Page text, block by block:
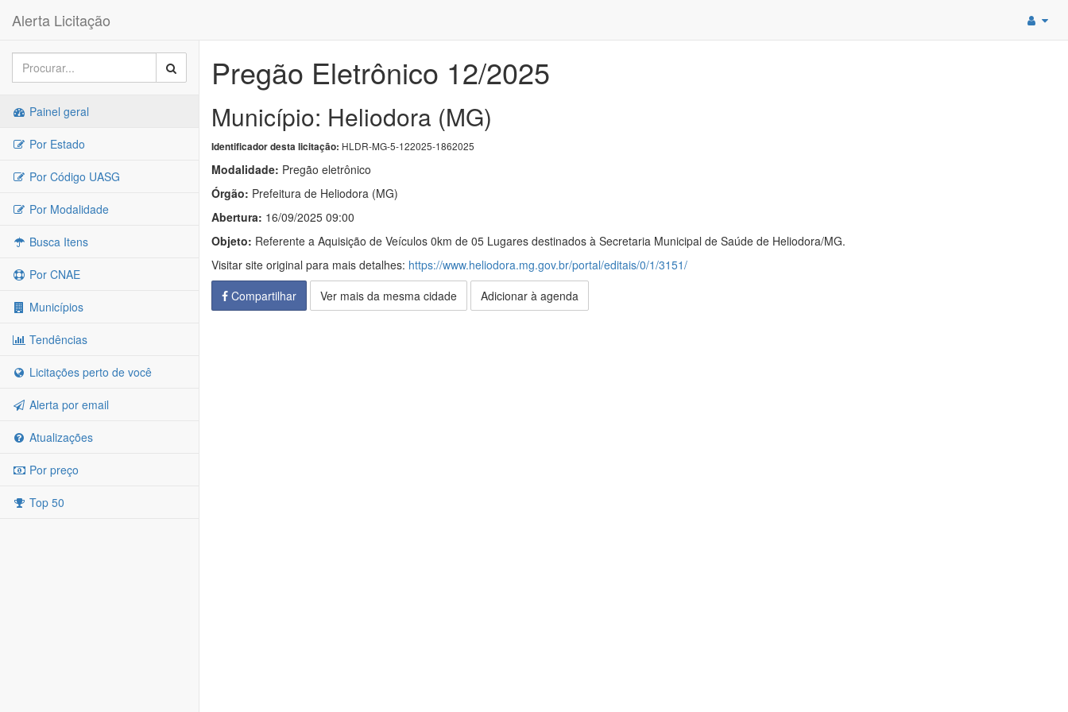
Alerta Licitação
Painel geral
Por Estado
Por Código UASG
Por Modalidade
Busca Itens
Por CNAE
Municípios
Tendências
Licitações perto de você
Alerta por email
Atualizações
Por preço
Top 50
Pregão Eletrônico 12/2025
Município: Heliodora (MG)
Identificador desta licitação: HLDR-MG-5-122025-1862025
Modalidade: Pregão eletrônico
Órgão: Prefeitura de Heliodora (MG)
Abertura: 16/09/2025 09:00
Objeto: Referente a Aquisição de Veículos 0km de 05 Lugares destinados à Secretaria Municipal de Saúde de Heliodora/MG.
Visitar site original para mais detalhes: https://www.heliodora.mg.gov.br/portal/editais/0/1/3151/
Compartilhar
Ver mais da mesma cidade Adicionar à agenda